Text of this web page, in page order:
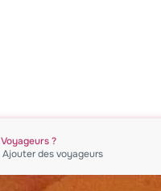
Voyageurs ?
Ajouter desvoyageurs